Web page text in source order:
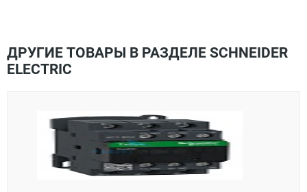
ДРУГИЕ ТОВАРЫ В РАЗДЕЛЕ SCHNEIDER
ELECTRIC